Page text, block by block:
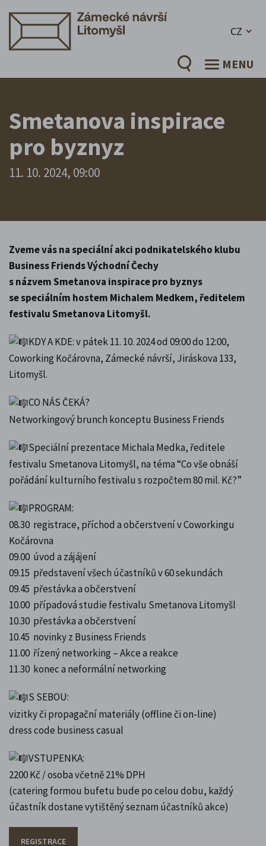
CZ
MENU
Smetanova inspirace
pro byznyz
11. 10. 2024, 09:00
Zveme vás na speciální akci podnikatelského klubu
Business Friends Východní Čechy
s názvem Smetanova inspirace pro byznys
se speciálním hostem Michalem Medkem, ředitelem
festivalu Smetanova Litomyšl.
KDY A KDE: v pátek 11. 10. 2024 od 09:00 do 12:00,
Coworking Kočárovna, Zámecké návrší, Jiráskova 133,
Litomyšl.
CO NÁS ČEKÁ?
Networkingový brunch konceptu Business Friends
Speciální prezentace Michala Medka, ředitele
festivalu Smetanova Litomyšl, na téma “Co vše obnáší
pořádání kulturního festivalu s rozpočtem 80 mil. Kč?”
PROGRAM:
08.30 registrace, příchod a občerstvení v Coworkingu
Kočárovna
09.00 úvod a zájájení
09.15 představení všech účastníků v 60 sekundách
09.45 přestávka a občerstvení
10.00 případová studie festivalu Smetanova Litomyšl
10.30 přestávka a občerstvení
10.45 novinky z Business Friends
11.00 řízený networking – Akce a reakce
11.30 konec a neformální networking
S SEBOU:
vizitky či propagační materiály (offline či on-line)
dress code business casual
VSTUPENKA:
2200 Kč / osoba včetně 21% DPH
(catering formou bufetu bude po celou dobu, každý
účastník dostane vytištěný seznam účastníků akce)
REGISTRACE